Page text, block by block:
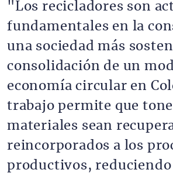
"Los recicladores son
fundamentales en la
una sociedad más
consolidación de un
economía circular en
trabajo permite que
materiales sean
reincorporados a los
productivos,